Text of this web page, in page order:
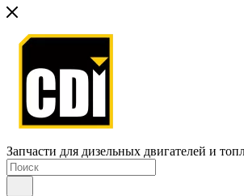
Запчасти для дизельных двигателей и